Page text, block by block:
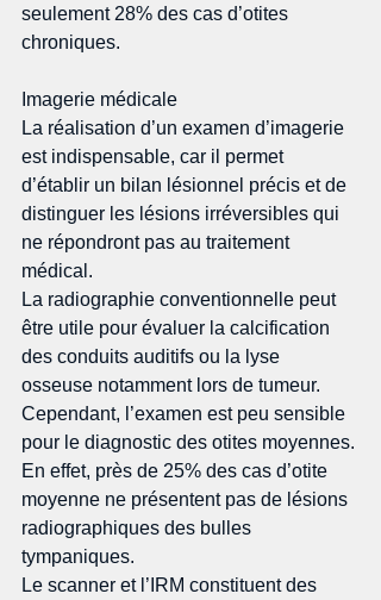
seulement 28% des cas d’otites
chroniques.
Imagerie médicale
La réalisation d’un examen d’imagerie
est indispensable, car il permet
d’établir un bilan lésionnel précis et de
distinguer les lésions irréversibles qui
ne répondront pas au traitement
médical.
La radiographie conventionnelle peut
être utile pour évaluer la calcification
des conduits auditifs ou la lyse
osseuse notamment lors de tumeur.
Cependant, l’examen est peu sensible
pour le diagnostic des otites moyennes.
En effet, près de 25% des cas d’otite
moyenne ne présentent pas de lésions
radiographiques des bulles
tympaniques.
Le scanner et l’IRM constituent des